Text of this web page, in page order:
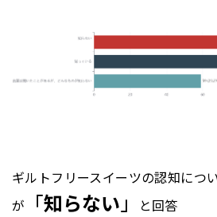
ギルトフリースイーツの認知につい
が
「知らない 」 と回答